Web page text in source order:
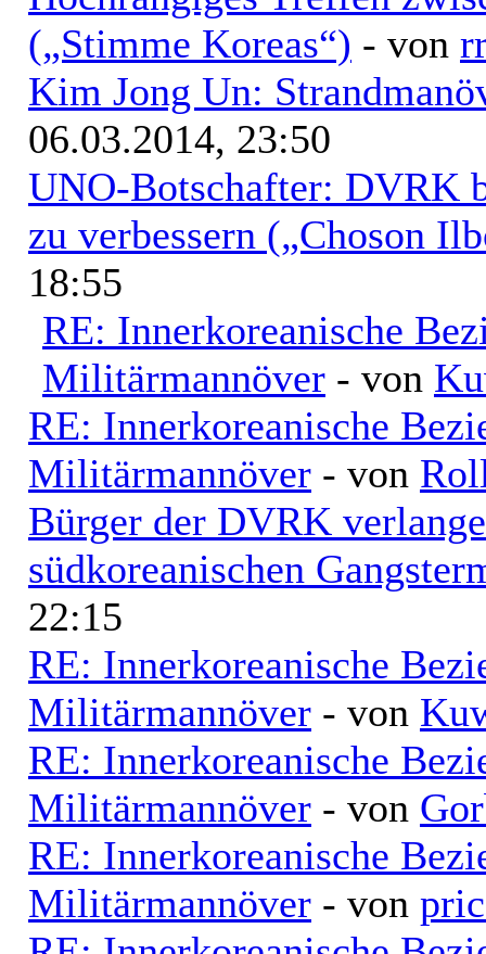
(„Stimme Koreas“) - von
Kim Jong Un:
06.03.2014, 23:50
UNO-Botschafter: DVRK
zu verbessern („Choson
18:55
RE: Innerkoreanische
Militärmannöver - von
RE: Innerkoreanische
Militärmannöver - von
Bürger der DVRK
südkoreanischen
22:15
RE: Innerkoreanische
Militärmannöver - von
RE: Innerkoreanische
Militärmannöver - von
RE: Innerkoreanische
Militärmannöver - von